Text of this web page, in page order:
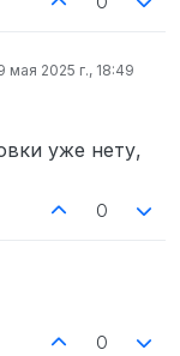
мая 2025 г., 18:49
уже нету,
0
0